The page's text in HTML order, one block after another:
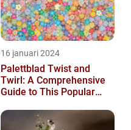
16 januari 2024
Palettblad Twist and
Twirl: A Comprehensive
Guide to This Popular